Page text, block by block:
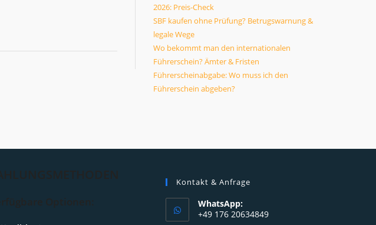
2026: Preis-Check
SBF kaufen ohne Prüfung? Betrugswarnung &
legale Wege
Wo bekommt man den internationalen
Führerschein? Ämter & Fristen
Führerscheinabgabe: Wo muss ich den
Führerschein abgeben?
Kontakt & Anfrage
WhatsApp:
+49 176 20634849